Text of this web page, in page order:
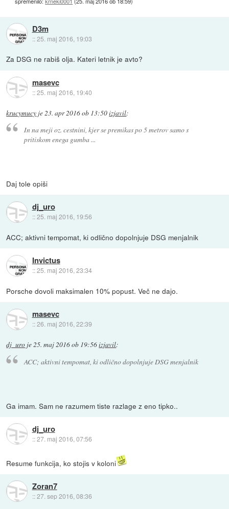
D3m
::25. maj 2016, 19:03
Za DSG ne rabiš olja. Kateri letnik je avto?
masevc
::25. maj 2016, 19:40
krucymucy je 23. apr 2016 ob 13:50izjavil:
In na meji oz. cestnini, kjer se premikas po 5 metrov samo s
pritiskom enega gumba ...
Daj tole opiši
dj_uro
::25. maj 2016, 19:56
ACC; aktivni tempomat, ki odlično dopolnjuje DSG menjalnik
Invictus
::25. maj 2016, 23:34
Porsche dovoli maksimalen 10% popust. Več ne dajo.
masevc
::26. maj 2016, 22:39
dj_uro je25. maj 2016 ob 19:56izjavil:
ACC; aktivni tempomat, ki odlično dopolnjuje DSG menjalnik
Ga imam. Sam ne razumem tiste razlage z eno tipko..
dj_uro
::27. maj 2016, 07:56
Resume funkcija, ko stojis v koloni
Zoran7
::27. sep 2016, 08:36